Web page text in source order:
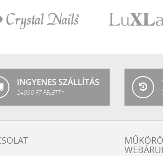
INGYENES SZÁLLÍTÁS
24990 FT FELETT*